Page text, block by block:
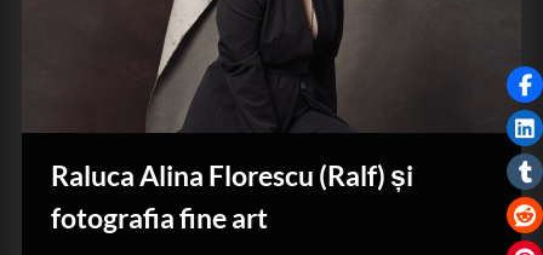
Raluca Alina Florescu (Ralf) și
fotografia fine art